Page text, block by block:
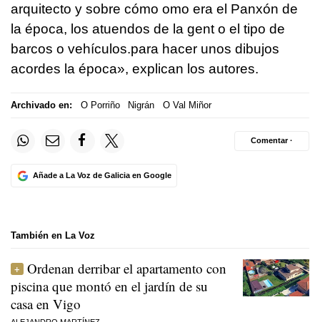
arquitecto y sobre cómo omo era el Panxón de
la época, los atuendos de la gent o el tipo de
barcos o vehículos.para hacer unos dibujos
acordes la época», explican los autores.
Archivado en: O Porriño Nigrán O Val Miñor
Añade a La Voz de Galicia en Google
Comentar ·
También en La Voz
Ordenan derribar el apartamento con
piscina que montó en el jardín de su
casa en Vigo